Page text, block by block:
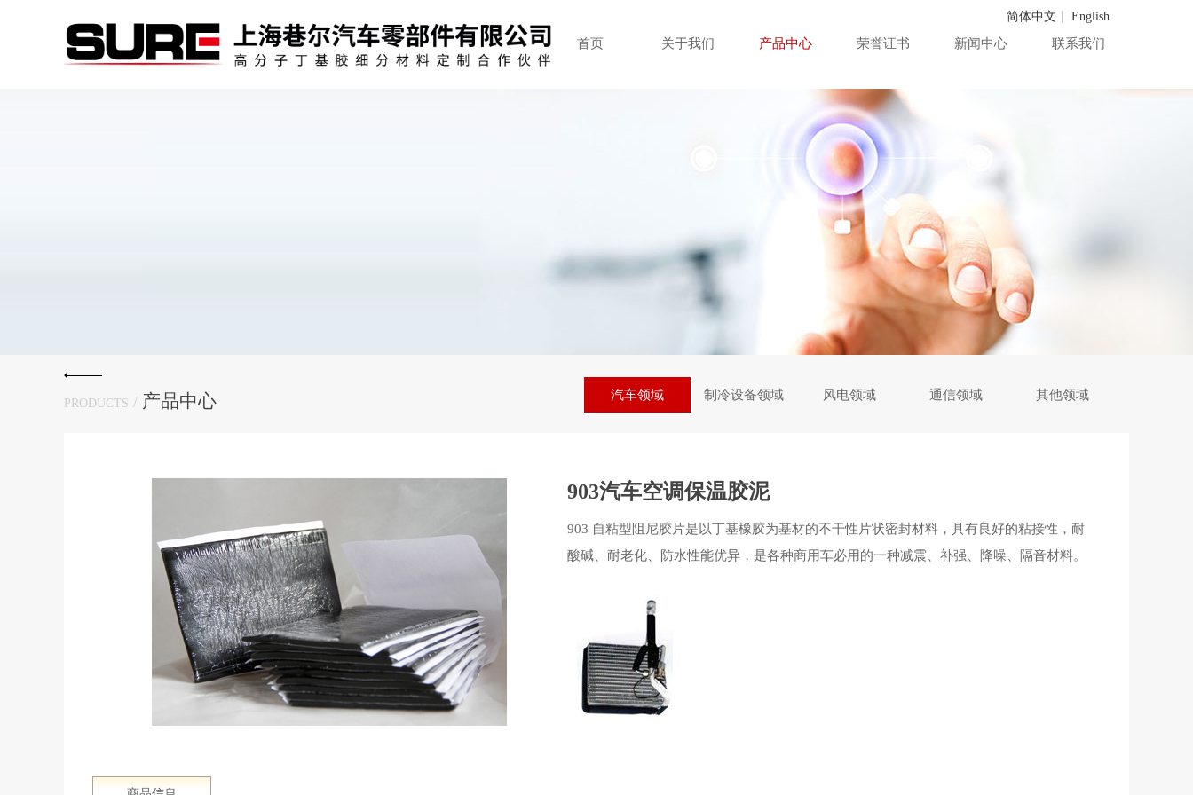
汽车领域 制冷设备领域 风电领域 通信领域 其他领域
PRODUCTS / 产品中心
903汽车空调保温胶泥
903 自粘型阻尼胶片是以丁基橡胶为基材的不干性片状密封材料，具有良好的粘接性，耐
酸碱、耐老化、防水性能优异，是各种商用车必用的一种减震、补强、降噪、隔音材料。
首页 关于我们 产品中心 荣誉证书 新闻中心 联系我们
简体中文 English